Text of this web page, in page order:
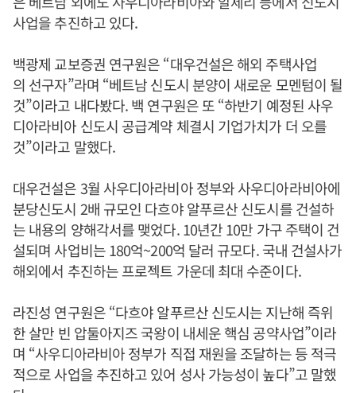
사업을 추진하고 있다.
백광제 교보증권 연구원은 “대우건설은 해외 주택사업
의 선구자”라며 “베트남 신도시 분양이 새로운 모멘텀이 될
것”이라고 내다봤다. 백 연구원은 또 “하반기 예정된 사우
디아라비아 신도시 공급계약 체결시 기업가치가 더 오를
것”이라고 말했다.
대우건설은 3월 사우디아라비아 정부와 사우디아라비아에
분당신도시 2배 규모인 다흐야 알푸르산 신도시를 건설하
는 내용의 양해각서를 맺었다. 10년간 10만 가구 주택이 건
설되며 사업비는 180억~200억 달러 규모다. 국내 건설사가
해외에서 추진하는 프로젝트 가운데 최대 수준이다.
라진성 연구원은 “다흐야 알푸르산 신도시는 지난해 즉위
한 살만 빈 압둘아지즈 국왕이 내세운 핵심 공약사업”이라
며 “사우디아라비아 정부가 직접 재원을 조달하는 등 적극
적으로 사업을 추진하고 있어 성사 가능성이 높다”고 말했